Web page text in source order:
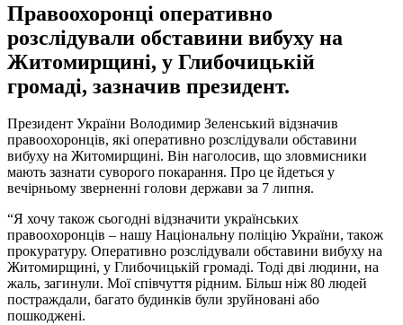
Правоохоронці оперативно
розслідували обставини вибуху на
Житомирщині, у Глибочицькій
громаді, зазначив президент.
Президент України Володимир Зеленський відзначив
правоохоронців, які оперативно розслідували обставини
вибуху на Житомирщині. Він наголосив, що зловмисники
мають зазнати суворого покарання. Про це йдеться у
вечірньому зверненні голови держави за 7 липня.
“Я хочу також сьогодні відзначити українських
правоохоронців – нашу Національну поліцію України, також
прокуратуру. Оперативно розслідували обставини вибуху на
Житомирщині, у Глибочицькій громаді. Тоді дві людини, на
жаль, загинули. Мої співчуття рідним. Більш ніж 80 людей
постраждали, багато будинків були зруйновані або
пошкоджені.